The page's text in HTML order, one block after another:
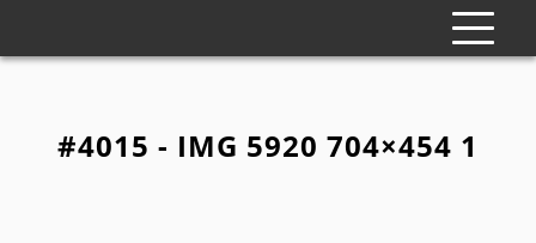
#4015 - IMG 5920 704×454 1